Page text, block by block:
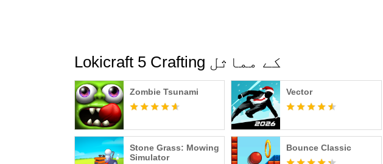
Lokicraft 5 Crafting کے مماثل
Zombie Tsunami Vector
Stone Grass: Mowing
Simulator
Bounce Classic